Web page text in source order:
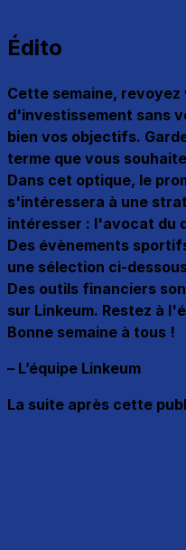
Édito
Cette semaine,
d'investissement sans
bien vos objectifs.
terme que vous
Dans cet optique, le
s'intéressera à une
intéresser : l'avocat du
Des évènements
une sélection ci-
Des outils financiers
sur Linkeum. Restez à
Bonne semaine à tous !
– L’équipe Linkeum
La suite après cette